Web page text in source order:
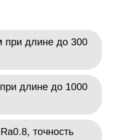
при длине до 300
длине до 1000
точность